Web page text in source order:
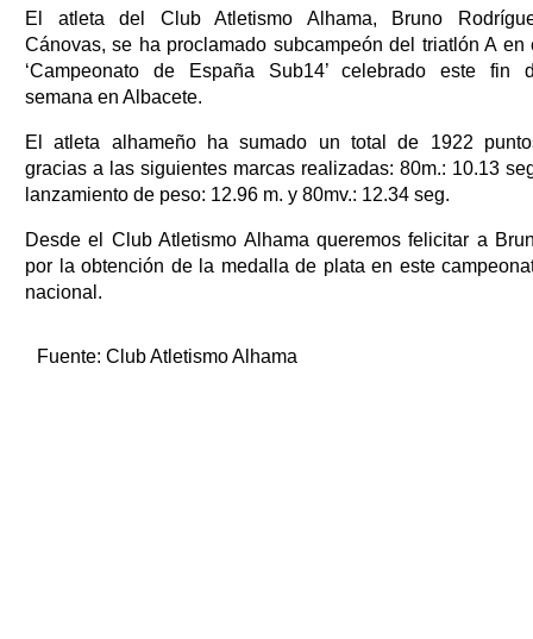
El atleta del Club Atletismo Alhama, Bruno
Cánovas, se ha proclamado subcampeón del triatlón A en
‘Campeonato de España Sub14’ celebrado este fin
semana en Albacete.
El atleta alhameño ha sumado un total de 1922
gracias a las siguientes marcas realizadas: 80m.: 10.13
lanzamiento de peso: 12.96 m. y 80mv.: 12.34 seg.
Desde el Club Atletismo Alhama queremos felicitar a
por la obtención de la medalla de plata en este
nacional.
Fuente: Club Atletismo Alhama